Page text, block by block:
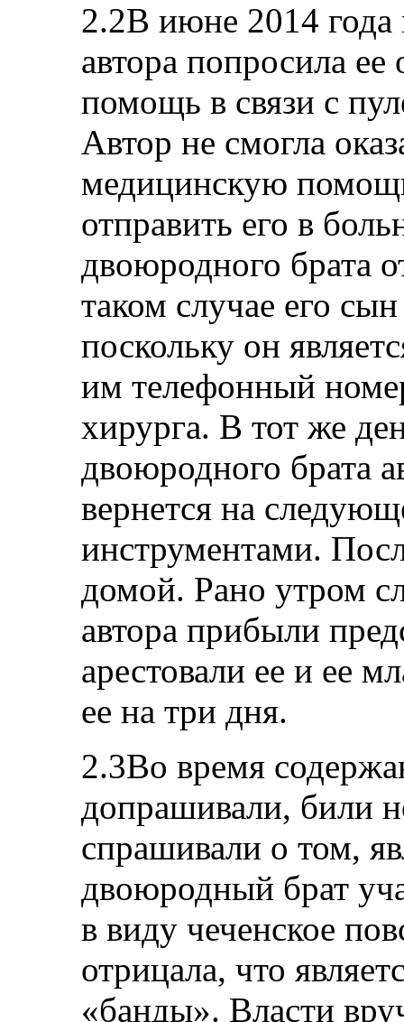
2.2В июне 2014 года
автора попросила
помощь в связи с
Автор не смогла
медицинскую
отправить его в
двоюродного брата
таком случае его
поскольку он
им телефонный
хирурга. В тот же
двоюродного брата
вернется на
инструментами.
домой. Рано утром
автора прибыли
арестовали ее и ее
ее на три дня.
2.3Во время
допрашивали, били
спрашивали о том,
двоюродный брат
в виду чеченское
отрицала, что
«банды». Власти